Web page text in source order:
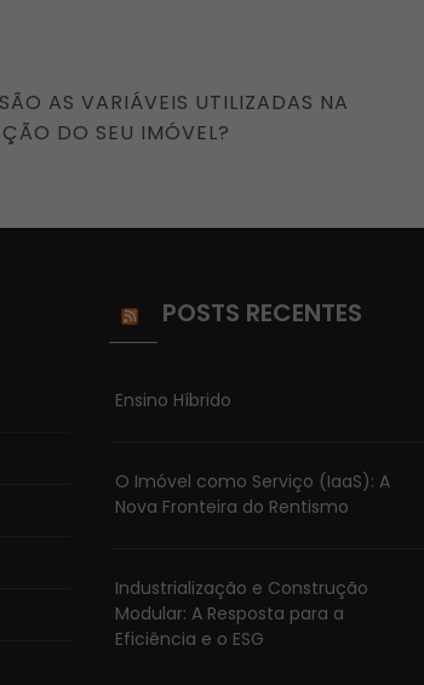
AS VARIÁVEIS UTILIZADAS NA
DO SEU IMÓVEL?
POSTS RECENTES
Ensino Híbrido
O Imóvel como Serviço (IaaS): A
Nova Fronteira do Rentismo
Industrialização e Construção
Modular: A Resposta para a
Eficiência e o ESG